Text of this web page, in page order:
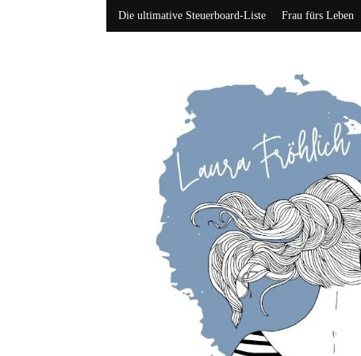
Die ultimative Steuerboard-Liste Frau fürs Leben